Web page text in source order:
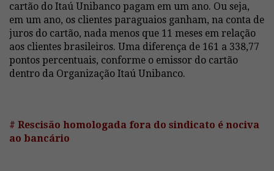
cartão do Itaú Unibanco pagam em um ano. Ou seja,
em um ano, os clientes paraguaios ganham, na conta de
juros do cartão, nada menos que 11 meses em relação
aos clientes brasileiros. Uma diferença de 161 a 338,77
pontos percentuais, conforme o emissor do cartão
dentro da Organização Itaú Unibanco.
# Rescisão homologada fora do sindicato é nociva
ao bancário